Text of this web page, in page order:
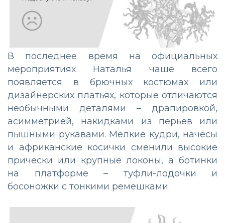
В последнее время на официальных
мероприятиях Наталья чаще всего
появляется в брючных костюмах или
дизайнерских платьях, которые отличаются
необычными деталями – драпировкой,
асимметрией, накидками из перьев или
пышными рукавами. Мелкие кудри, начесы
и африканские косички сменили высокие
прически или крупные локоны, а ботинки
на платформе – туфли-лодочки и
босоножки с тонкими ремешками.